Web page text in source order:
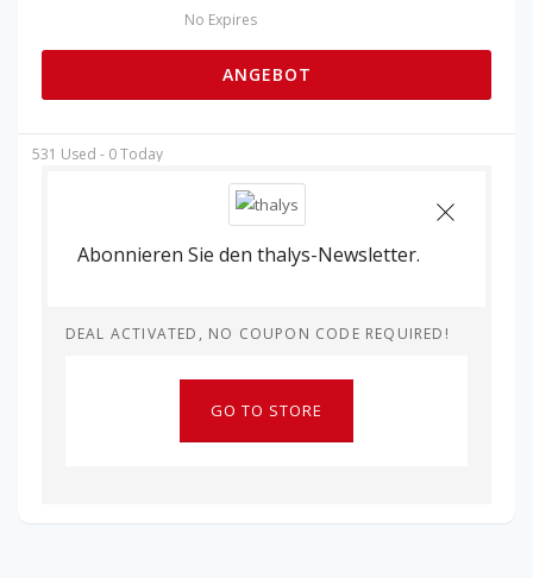
No Expires
ANGEBOT
531 Used - 0 Today
Abonnieren Sie den thalys-Newsletter.
DEAL ACTIVATED, NO COUPON CODE REQUIRED!
GO TO STORE